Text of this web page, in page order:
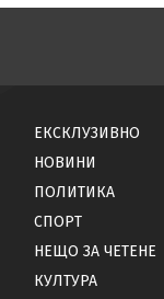
ЕКСКЛУЗИВНО
НОВИНИ
ПОЛИТИКА
СПОРТ
НЕЩО ЗА ЧЕТЕНЕ
КУЛТУРА